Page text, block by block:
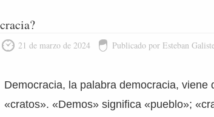
21 de marzo de 2024 Publicado por Esteban
Democracia, la palabra democracia,
«cratos». «Demos» significa «pueblo»;